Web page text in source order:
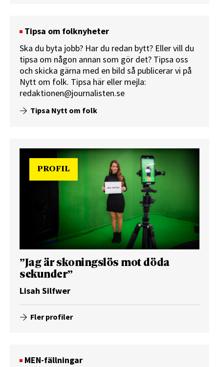
Tipsa om folknyheter
Ska du byta jobb? Har du redan bytt? Eller vill du
tipsa om någon annan som gör det? Tipsa oss
och skicka gärna med en bild så publicerar vi på
Nytt om folk. Tipsa här eller mejla:
redaktionen@journalisten.se
Tipsa Nytt om folk
PROFIL
”Jag är skoningslös mot döda
sekunder”
Lisah Silfwer
Fler profiler
MEN-fällningar